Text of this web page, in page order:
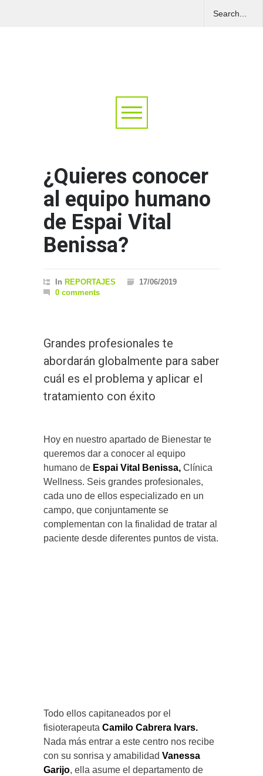
¿Quieres conocer
al equipo humano
de Espai Vital
Benissa?
In REPORTAJES
17/06/2019
0 comments
Grandes profesionales te
abordarán globalmente para saber
cuál es el problema y aplicar el
tratamiento con éxito
Hoy en nuestro apartado de Bienestar te
queremos dar a conocer al equipo
humano de Espai Vital Benissa, Clínica
Wellness. Seis grandes profesionales,
cada uno de ellos especializado en un
campo, que conjuntamente se
complementan con la finalidad de tratar al
paciente desde diferentes puntos de vista.
Todo ellos capitaneados por el
fisioterapeuta Camilo Cabrera Ivars.
Nada más entrar a este centro nos recibe
con su sonrisa y amabilidad Vanessa
Garijo, ella asume el departamento de